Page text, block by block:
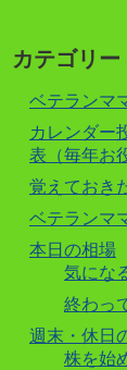
カテゴリー
ベテランマ
カレンダー
表（毎年お
覚えておき
ベテランマ
本日の相場
気にな
終わっ
週末・休日
株を始